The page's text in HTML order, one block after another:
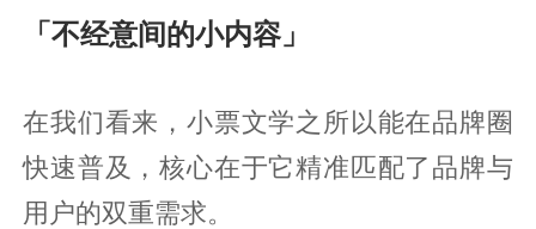
「不经意间的小内容」
在我们看来，小票文学之所以能在品牌圈
快速普及，核心在于它精准匹配了品牌与
用户的双重需求。